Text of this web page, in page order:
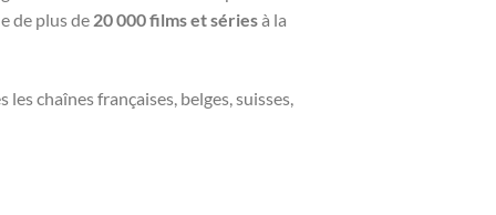
de plus de 20 000 films et sériesà la
chaînes françaises, belges, suisses,